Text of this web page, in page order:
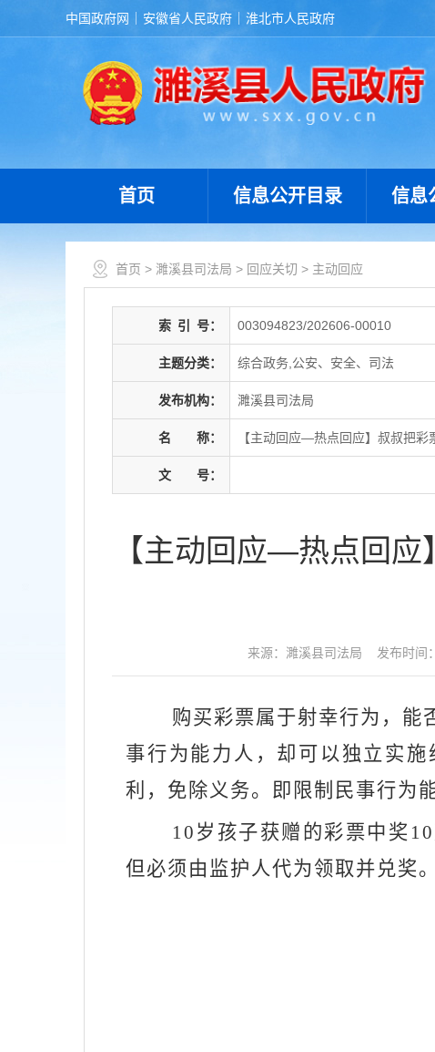
中国政府网 安徽省人民政府 淮北市人民政府
首页 信息公开目录 信息
首页 > 濉溪县司法局 > 回应关切 > 主动回应
索 引 号： 003094823/202606-00010
主题分类： 综合政务,公安、安全、司法
发布机构： 濉溪县司法局
名 称： 【主动回应—热点回应】叔叔把彩
文 号：
【主动回应—热点回
来源：濉溪县司法局 发布时间
购买彩票属于射幸行为，能
事行为能力人，却可以独立实
利，免除义务。即限制民事行为
10岁孩子获赠的彩票中奖
但必须由监护人代为领取并兑奖